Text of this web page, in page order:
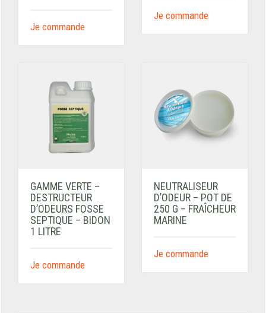
Je commande
Je commande
GAMME VERTE –
DESTRUCTEUR
D’ODEURS FOSSE
SEPTIQUE – BIDON
1 LITRE
Je commande
NEUTRALISEUR
D’ODEUR – POT DE
250 G – FRAÎCHEUR
MARINE
Je commande